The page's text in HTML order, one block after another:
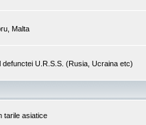
Malta
U.R.S.S. (Rusia, Ucraina etc)
tarile asiatice